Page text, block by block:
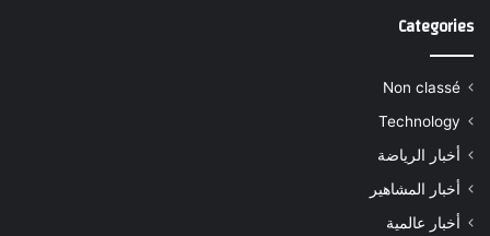
Categories
Non classé
Technology
أخبار الرياضة
أخبار المشاهير
أخبار عالمية